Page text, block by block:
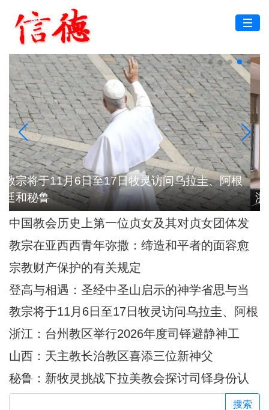
浙江：台州教区举行2026年度司铎避静神工
中国教会历史上第一位贞女及其对贞女团体发
展的深远影响
教宗在亚西西青年弥撒：缔造和平者的面容愈
加肖似基督
宗教财产保护的有关规定
登高与相遇：圣经中圣山启示的神学省思与当
代意义
教宗将于11月6日至17日牧灵访问乌拉圭、阿根
廷和秘鲁
浙江：台州教区举行2026年度司铎避静神工
山西：天主教长治教区喜添三位新神父
秘鲁：新牧灵挑战下拉美教会探讨司铎身份认
同
搜索